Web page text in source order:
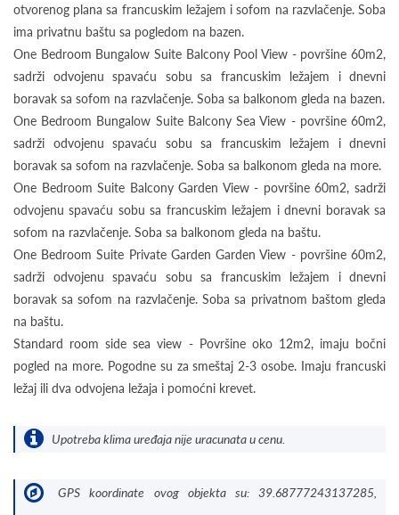
otvorenog plana sa francuskim ležajem i sofom na razvlačenje. Soba
ima privatnu baštu sa pogledom na bazen.
One Bedroom Bungalow Suite Balcony Pool View - površine 60m2,
sadrži odvojenu spavaću sobu sa francuskim ležajem i dnevni
boravak sa sofom na razvlačenje. Soba sa balkonom gleda na bazen.
One Bedroom Bungalow Suite Balcony Sea View - površine 60m2,
sadrži odvojenu spavaću sobu sa francuskim ležajem i dnevni
boravak sa sofom na razvlačenje. Soba sa balkonom gleda na more.
One Bedroom Suite Balcony Garden View - površine 60m2, sadrži
odvojenu spavaću sobu sa francuskim ležajem i dnevni boravak sa
sofom na razvlačenje. Soba sa balkonom gleda na baštu.
One Bedroom Suite Private Garden Garden View - površine 60m2,
sadrži odvojenu spavaću sobu sa francuskim ležajem i dnevni
boravak sa sofom na razvlačenje. Soba sa privatnom baštom gleda
na baštu.
Standard room side sea view - Površine oko 12m2, imaju bočni
pogled na more. Pogodne su za smeštaj 2-3 osobe. Imaju francuski
ležaj ili dva odvojena ležaja i pomoćni krevet.
Upotreba klima uređaja nije uracunata u cenu.
GPS koordinate ovog objekta su: 39.68777243137285,